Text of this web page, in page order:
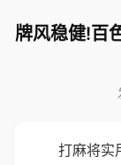
牌风稳健!百
打麻将实